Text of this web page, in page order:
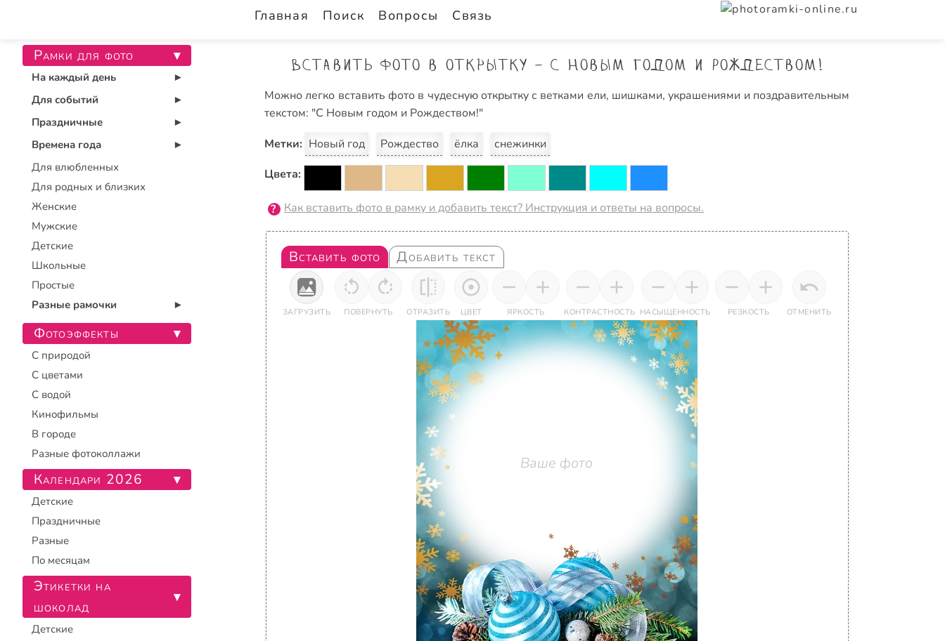
Главная Поиск Вопросы Связь
Вставить фото в открытку - С Новым годом и Рождеством!
Можно легко вставить фото в чудесную открытку с ветками ели, шишками, украшениями и поздравительным
текстом: "С Новым годом и Рождеством!"
Метки: Новый год Рождество ёлка
снежинки
Цвета:
Как вставить фото в рамку и добавить текст? Инструкция и ответы на вопросы.
Вставить фото Добавить текст
ЗАГРУЗИТЬ ПОВЕРНУТЬ ОТРАЗИТЬ ЦВЕТ ЯРКОСТЬ КОНТРАСТНОСТЬ НАСЫЩЕННОСТЬ РЕЗКОСТЬ ОТМЕНИТЬ
Ваше фото
Рамки для фото ▾
На каждый день ▾
Для событий ▾
Праздничные ▾
Времена года ▾
Для влюбленных
Для родных и близких
Женские
Мужские
Детские
Школьные
Простые
Разные рамочки
▾
Фотоэффекты ▾
С природой
С цветами
С водой
Кинофильмы
В городе
Разные фотоколлажи
Календари 2026 ▾
Детские
Праздничные
Разные
По месяцам
Этикетки на
шоколад
▾
Детские